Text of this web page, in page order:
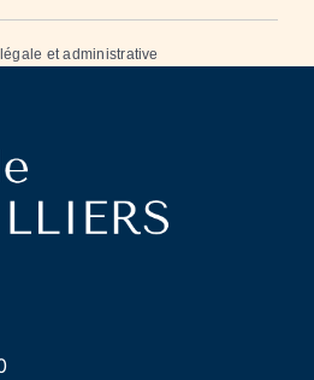
et administrative